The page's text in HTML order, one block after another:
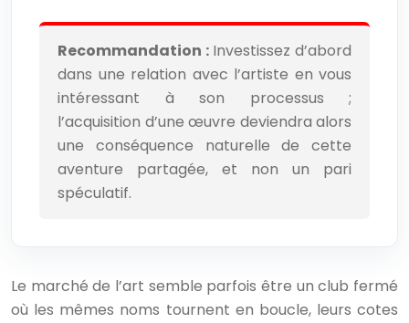
Recommandation :Investissez d’abord
dans une relation avec l’artiste en vous
intéressant à son processus ;
l’acquisition d’une œuvre deviendra alors
une conséquence naturelle de cette
aventure partagée, et non un pari
spéculatif.
Le marché de l’art semble parfois être un club fermé
où les mêmes noms tournent en boucle, leurs cotes